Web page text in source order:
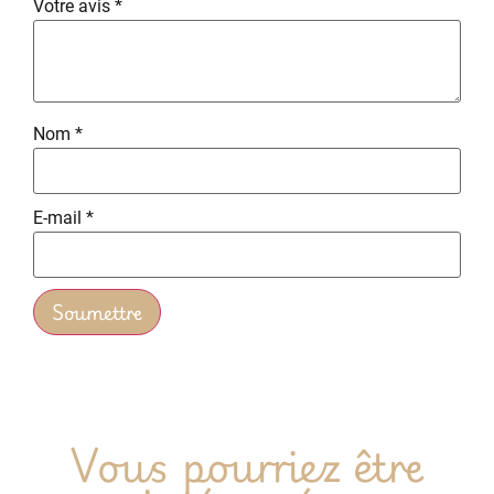
Votre avis *
Nom *
E-mail *
Vous pourriez être